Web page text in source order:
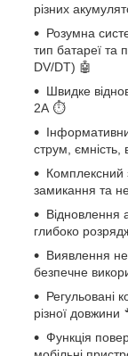
різних
Розумна
тип батареї та
DV/DT) 🤖
Швидке
2А ⏱️
струм, ємність,
Комплексний
замикання та
Відновлення
глибоко
Виявлення
безпечне
Регульовані
різної довжини
Функція